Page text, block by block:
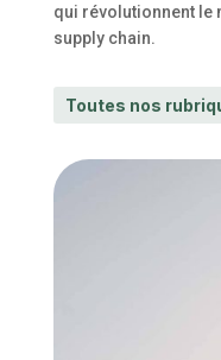
qui révolutionnent le
supply chain.
Toutes nos